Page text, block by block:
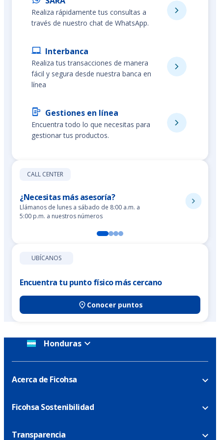
Realiza rápidamente tus consultas a
través de nuestro chat de WhatsApp.
Interbanca
Realiza tus transacciones de manera
fácil y segura desde nuestra banca en
línea
Gestiones en línea
Encuentra todo lo que necesitas para
gestionar tus productos.
CALL CENTER
¿Necesitas más asesoría?
Llámanos de lunes a sábado de 8:00 a.m. a
5:00 p.m. a nuestros números
UBÍCANOS
Encuentra tu punto físico más cercano
Conocer puntos
Honduras
Acerca de Ficohsa
Ficohsa Sostenibilidad
Transparencia